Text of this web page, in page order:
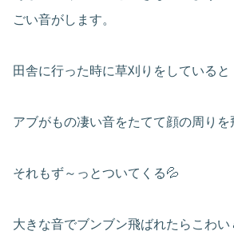
ごい音がします。
田舎に行った時に草刈りをしていると
アブがもの凄い音をたてて顔の周りを
それもず～っとついてくる💦
大きな音でブンブン飛ばれたらこわい